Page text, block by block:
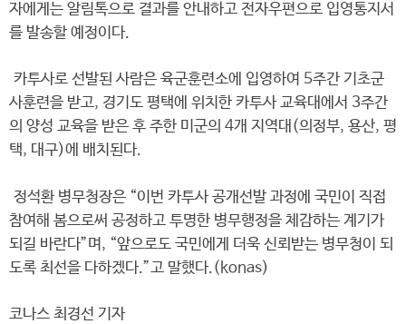
자에게는 알림톡으로 결과를 안내하고 전자우편으로 입영통지서
를 발송할 예정이다.
카투사로 선발된 사람은 육군훈련소에 입영하여 5주간 기초군
사훈련을 받고, 경기도 평택에 위치한 카투사 교육대에서 3주간
의 양성 교육을 받은 후 주한 미군의 4개 지역대(의정부, 용산, 평
택, 대구)에 배치된다.
정석환 병무청장은 “이번 카투사 공개선발 과정에 국민이 직접
참여해 봄으로써 공정하고 투명한 병무행정을 체감하는 계기가
되길 바란다”며, “앞으로도 국민에게 더욱 신뢰받는 병무청이 되
도록 최선을 다하겠다.”고 말했다.(konas)
코나스 최경선 기자